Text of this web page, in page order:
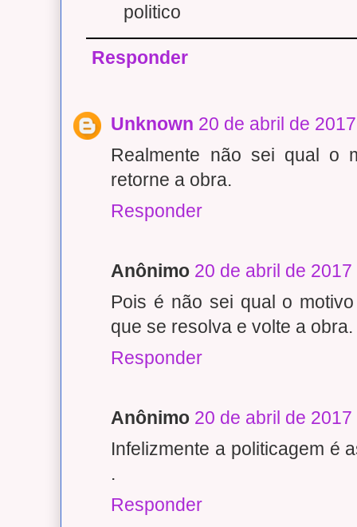
politico
Responder
Unknown 20 de abril de
Realmente não sei qual o
retorne a obra.
Responder
Anônimo 20 de abril de
Pois é não sei qual o
que se resolva e volte a obra.
Responder
Anônimo 20 de abril de
Infelizmente a politicagem é
.
Responder